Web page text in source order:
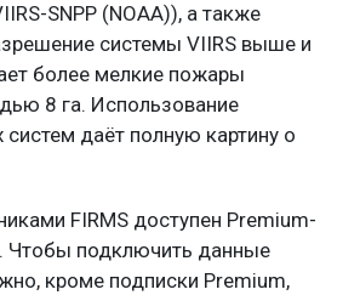
SNPP (NOAA)), а также
системы VIIRS выше и
более мелкие пожары
8 га. Использование
систем даёт полную картину о
FIRMS доступен Premium-
Чтобы подключить данные
кроме подписки Premium,